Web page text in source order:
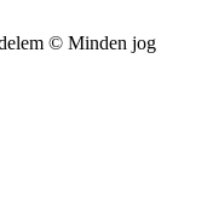
© Minden jog